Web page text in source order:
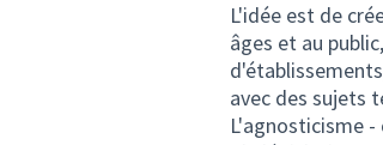
L'idée est de
âges et au
avec des sujets
L'agnosticisme